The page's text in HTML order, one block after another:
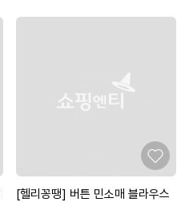
[헬리꽁땡] 버튼 민소매 블라우스